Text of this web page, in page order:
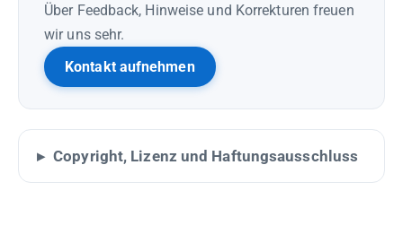
Über Feedback, Hinweise und Korrekturen freuen
wir uns sehr.
Kontakt aufnehmen
Copyright, Lizenz und Haftungsausschluss